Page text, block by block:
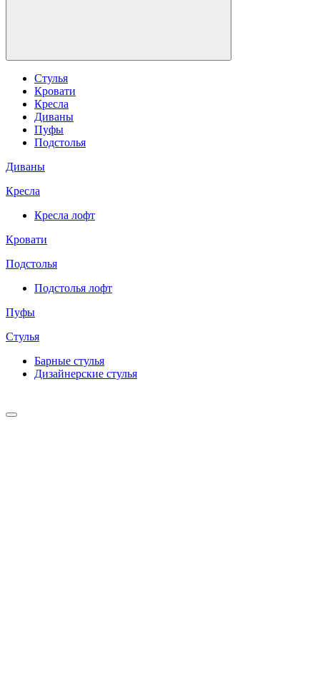
Стулья
Кровати
Кресла
Диваны
Пуфы
Подстолья
Диваны
Кресла
Кресла лофт
Кровати
Подстолья
Подстолья лофт
Пуфы
Стулья
Барные cтулья
Дизайнерские cтулья